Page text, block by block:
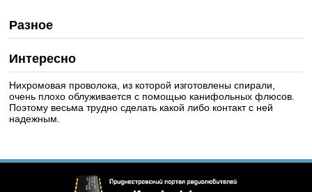
Разное
Интересно
Нихромовая проволока, из которой изготовлены спирали,
очень плохо облуживается с помощью канифольных флюсов.
Поэтому весьма трудно сделать какой либо контакт с ней
надежным.